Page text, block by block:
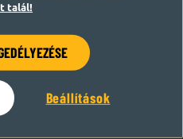
talál!
Beállítások